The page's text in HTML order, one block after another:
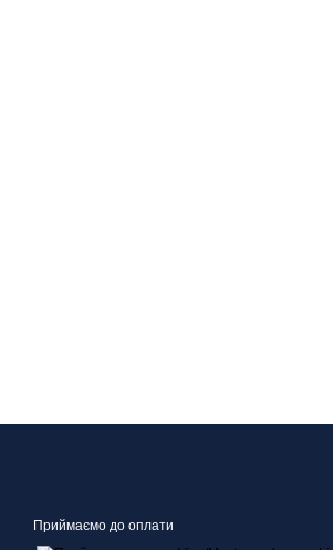
Приймаємо до оплати